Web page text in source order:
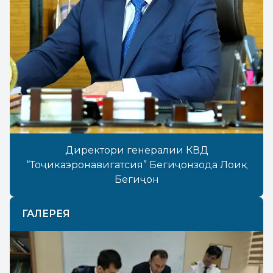
Директори генералии КВД
“Тоҷикаэронавигатсия” Бегиҷонзода Лоиқ
Бегиҷон
ГАЛЕРЕЯ